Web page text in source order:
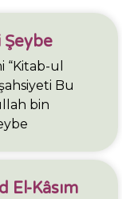
Şeybe
“Kitab-ul
Bu
bin
El-Kâsım